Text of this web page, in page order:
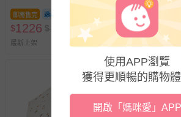
即將售完
$1226 $1290
最新上架
即將售完
$1226
使用APP瀏覽
獲得更順暢的購物
開啟「媽咪愛」APP